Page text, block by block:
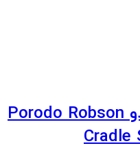
هولدر رو داشبوردی پرودو Porodo Robson
Cradle